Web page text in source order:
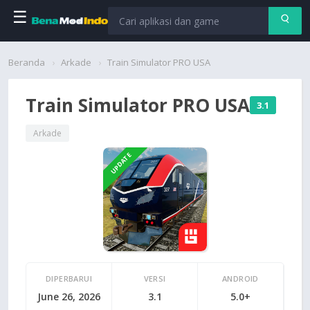
☰
Beranda
Beranda Arkade Train Simulator PRO USA
Train Simulator PRO USA 3.1
Arkade
UPDATE
DIPERBARUI
June 26, 2026
VERSI
3.1
ANDROID
5.0+